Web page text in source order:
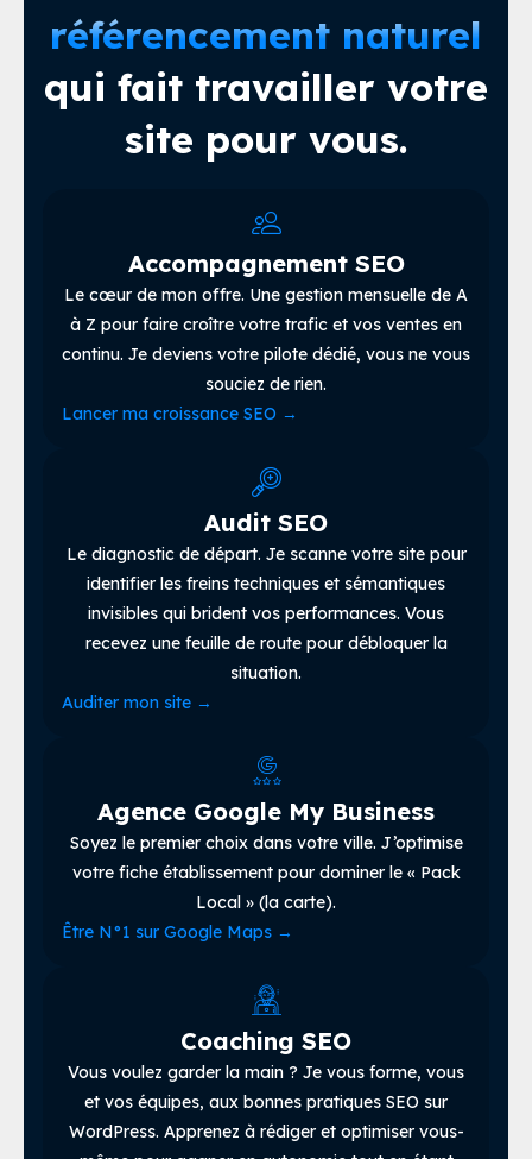
référencement naturel
qui fait travailler votre
site pour vous.
Accompagnement SEO
Le cœur de mon offre. Une gestion mensuelle de A
à Z pour faire croître votre trafic et vos ventes en
continu. Je deviens votre pilote dédié, vous ne vous
souciez de rien.
Lancer ma croissance SEO →
Audit SEO
Le diagnostic de départ. Je scanne votre site pour
identifier les freins techniques et sémantiques
invisibles qui brident vos performances. Vous
recevez une feuille de route pour débloquer la
situation.
Auditer mon site →
Agence Google My Business
Soyez le premier choix dans votre ville. J’optimise
votre fiche établissement pour dominer le « Pack
Local » (la carte).
Être N°1 sur Google Maps →
Coaching SEO
Vous voulez garder la main ? Je vous forme, vous
et vos équipes, aux bonnes pratiques SEO sur
WordPress. Apprenez à rédiger et optimiser vous-